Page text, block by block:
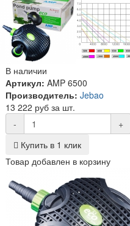
В наличии
Артикул: AMP 6500
Производитель: Jebao
13 222 руб за шт.
-
+
Купить в 1 клик
Товар добавлен в корзину